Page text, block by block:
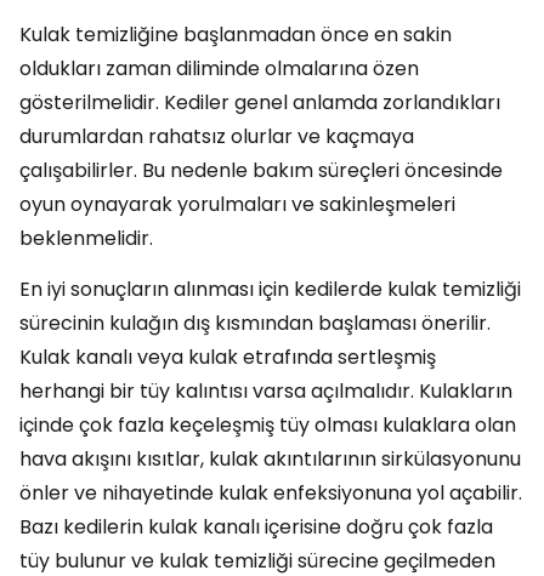
Kulak temizliğine başlanmadan önce en sakin
oldukları zaman diliminde olmalarına özen
gösterilmelidir. Kediler genel anlamda zorlandıkları
durumlardan rahatsız olurlar ve kaçmaya
çalışabilirler. Bu nedenle bakım süreçleri öncesinde
oyun oynayarak yorulmaları ve sakinleşmeleri
beklenmelidir.
En iyi sonuçların alınması için kedilerde kulak temizliği
sürecinin kulağın dış kısmından başlaması önerilir.
Kulak kanalı veya kulak etrafında sertleşmiş
herhangi bir tüy kalıntısı varsa açılmalıdır. Kulakların
içinde çok fazla keçeleşmiş tüy olması kulaklara olan
hava akışını kısıtlar, kulak akıntılarının sirkülasyonunu
önler ve nihayetinde kulak enfeksiyonuna yol açabilir.
Bazı kedilerin kulak kanalı içerisine doğru çok fazla
tüy bulunur ve kulak temizliği sürecine geçilmeden